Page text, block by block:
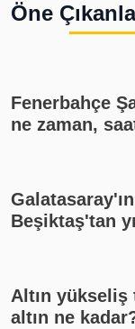
Öne
Fenerbahçe
ne zaman,
11'i)
Beşiktaş'tan
Altın yükseliş
altın ne